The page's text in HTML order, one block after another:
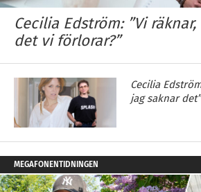
Cecilia Edström: ”Vi
det vi förlorar?”
Cecilia
jag saknar det”
MEGAFONENTIDNINGEN